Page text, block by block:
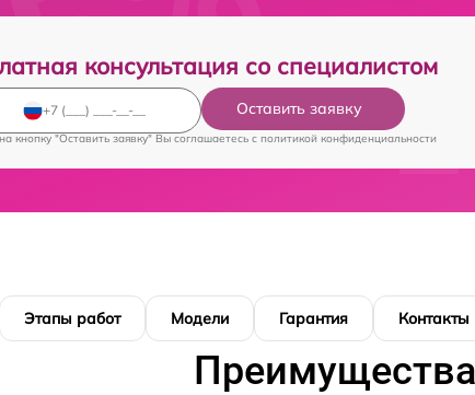
консультация со специалистом
Оставить заявку
кнопку "Оставить заявку" Вы соглашаетесь c политикой конфиденциальности
Этапы работ Модели Гарантия Контакты